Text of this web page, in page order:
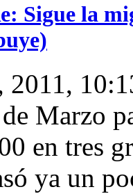
Sigue la
2011,
Marzo
en tres
ya un